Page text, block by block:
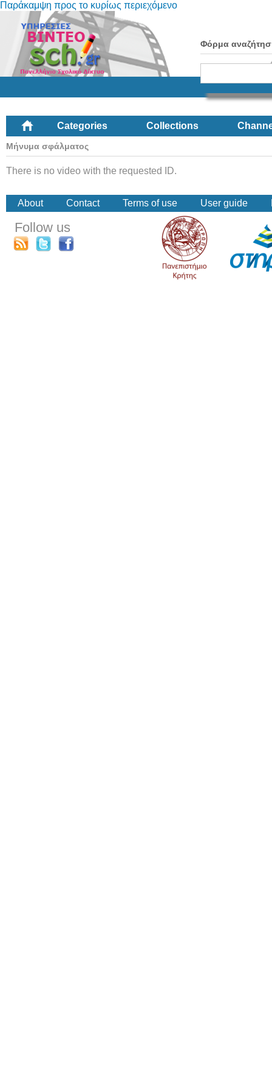
Παράκαμψη προς το κυρίως περιεχόμενο
Φόρμα
Categories Collections
Μήνυμα σφάλματος
There is no video with the requested ID.
About Contact Terms of use User guide
Follow us